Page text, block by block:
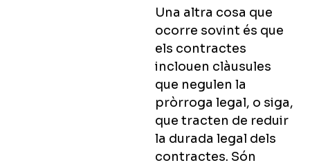
Una altra cosa que
ocorre sovint és que
els contractes
inclouen clàusules
que negulen la
pròrroga legal, o siga,
que tracten de reduir
la durada legal dels
contractes. Són